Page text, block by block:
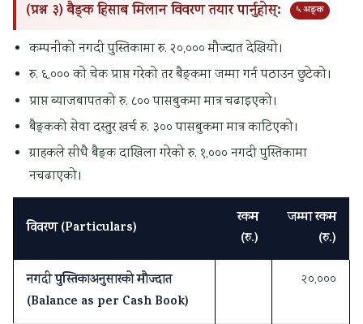
(प्रश्न ३) बैङ्क हिसाब मिलान विवरण तयार पार्नुहोस्: ५ अङ्क
कम्पनीको नगदी पुस्तिकामा रु. २०,००० मौज्दात देखियो।
रु. ६,००० को चेक प्राप्त गरेको तर बैङ्कमा जम्मा गर्न पठाउन छुटेको।
प्राप्त ब्याजबापतको रु. ८०० पासबुकमा मात्र चढाइएको।
बैङ्कको सेवा दस्तुर खर्च रु. ३०० पासबुकमा मात्र काटिएको।
ग्राहकले सीधै बैङ्क दाखिला गरेको रु. १,००० नगदी पुस्तिकामा
नचढाएको।
विवरण (Particulars)
रकम
(रु.)
जम्मा रकम
(रु.)
नगदी पुस्तिकाअनुसारको मौज्दात
(Balance as per Cash Book)
२०,०००